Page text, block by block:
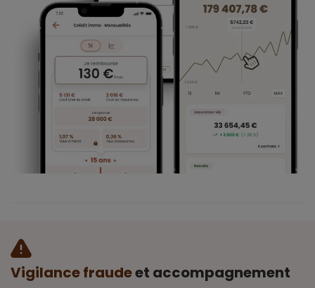
Vigilance fraudeet accompagnement